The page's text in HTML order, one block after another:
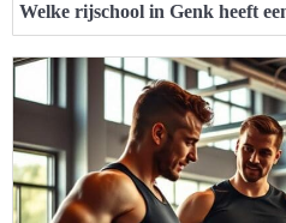
Welke rijschool in Genk heeft